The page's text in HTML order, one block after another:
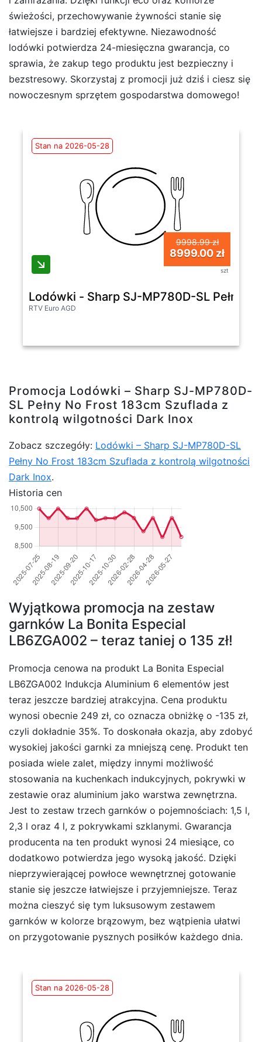
świeżości, przechowywanie żywności stanie się
łatwiejsze i bardziej efektywne. Niezawodność
lodówki potwierdza 24-miesięczna gwarancja, co
sprawia, że zakup tego produktu jest bezpieczny i
bezstresowy. Skorzystaj z promocji już dziś i ciesz się
nowoczesnym sprzętem gospodarstwa domowego!
Stan na 2026-05-28
9998.99 zł
8999.00 zł
szt
Lodówki - Sharp SJ-MP780D-SL Pełny
RTV Euro AGD
Promocja Lodówki – Sharp SJ-MP780D-
SL Pełny No Frost 183cm Szuflada z
kontrolą wilgotności Dark Inox
Zobacz szczegóły: Lodówki – Sharp SJ-MP780D-SL
Pełny No Frost 183cm Szuflada z kontrolą wilgotności
Dark Inox.
Historia cen
Wyjątkowa promocja na zestaw
garnków La Bonita Especial
LB6ZGA002 – teraz taniej o 135 zł!
Promocja cenowa na produkt La Bonita Especial
LB6ZGA002 Indukcja Aluminium 6 elementów jest
teraz jeszcze bardziej atrakcyjna. Cena produktu
wynosi obecnie 249 zł, co oznacza obniżkę o -135 zł,
czyli dokładnie 35%. To doskonała okazja, aby zdobyć
wysokiej jakości garnki za mniejszą cenę. Produkt ten
posiada wiele zalet, między innymi możliwość
stosowania na kuchenkach indukcyjnych, pokrywki w
zestawie oraz aluminium jako warstwa zewnętrzna.
Jest to zestaw trzech garnków o pojemnościach: 1,5 l,
2,3 l oraz 4 l, z pokrywkami szklanymi. Gwarancja
producenta na ten produkt wynosi 24 miesiące, co
dodatkowo potwierdza jego wysoką jakość. Dzięki
nieprzywierającej powłoce wewnętrznej gotowanie
stanie się jeszcze łatwiejsze i przyjemniejsze. Teraz
można cieszyć się tym luksusowym zestawem
garnków w kolorze brązowym, bez wątpienia ułatwi
on przygotowanie pysznych posiłków każdego dnia.
Stan na 2026-05-28